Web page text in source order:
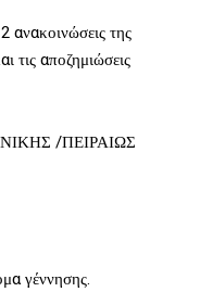
ανακοινώσεις της
τις αποζημιώσεις
/ΠΕΙΡΑΙΩΣ
γέννησης.